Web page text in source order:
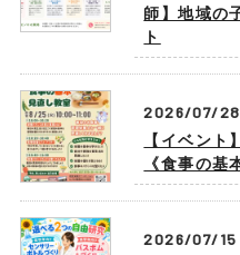
師】地域の
ト
2026/07/28
【イベント
《食事の基
2026/07/15